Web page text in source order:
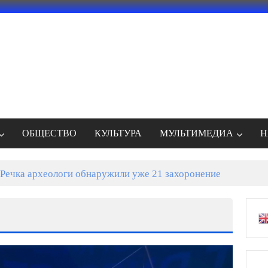
ОБЩЕСТВО КУЛЬТУРА МУЛЬТИМЕДИА
археологи обнаружили уже 21 захоронение